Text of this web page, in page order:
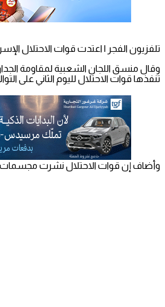
تلفزيون الفجر | اعتدت قوات الاحتلال
وقال منسق اللجان الشعبية لمقاومة
تنفذها قوات الاحتلال لليوم الثاني على
وأضاف إن قوات الاحتلال نشرت مجسمات